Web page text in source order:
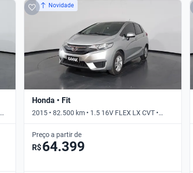
Novidade
Honda • Fit
2015 • 82.500 km • 1.5 16V FLEX LX CVT •
Automático
Preço a partir de
R$64.399